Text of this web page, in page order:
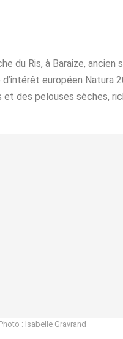
du Ris, à Baraize, ancien
européen Natura
et des pelouses sèches,
: Isabelle Gravrand